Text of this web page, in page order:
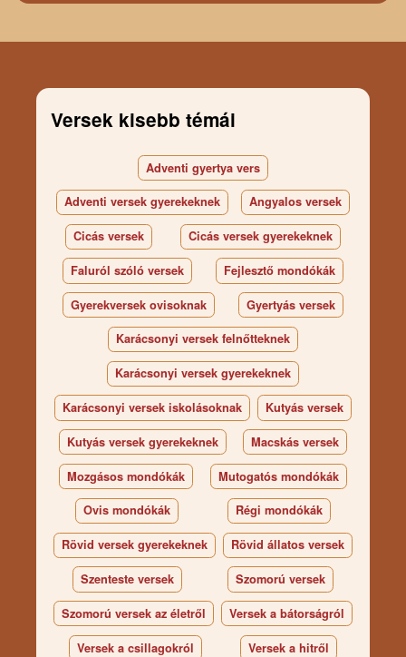
Versek kisebb témái
Adventi gyertya vers
Adventi versek gyerekeknek Angyalos versek
Cicás versek Cicás versek gyerekeknek
Faluról szóló versek Fejlesztő mondókák
Gyerekversek ovisoknak Gyertyás versek
Karácsonyi versek felnőtteknek
Karácsonyi versek gyerekeknek
Karácsonyi versek iskolásoknak Kutyás versek
Kutyás versek gyerekeknek Macskás versek
Mozgásos mondókák Mutogatós mondókák
Ovis mondókák Régi mondókák
Rövid versek gyerekeknek Rövid állatos versek
Szenteste versek Szomorú versek
Szomorú versek az életről Versek a bátorságról
Versek a csillagokról Versek a hitről